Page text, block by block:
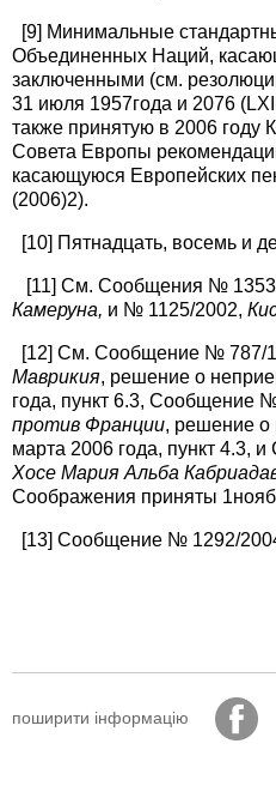
[9] Минимальные
Объединенных Наций,
заключенными (см.
31 июля 1957года и 2076
также принятую в 2006 году
Совета Европы
касающуюся Европейских
(2006)2).
[10] Пятнадцать, восемь и
[11] См. Сообщения №
Камеруна, и № 1125/2002,
[12] См. Сообщение № 787/
Маврикия, решение о
года, пункт 6.3, Сообщение
против Франции, решение о
марта 2006 года, пункт 4.3,
Хосе Мария Альба
Соображения приняты
[13] Сообщение № 1292/
поширити інформацію